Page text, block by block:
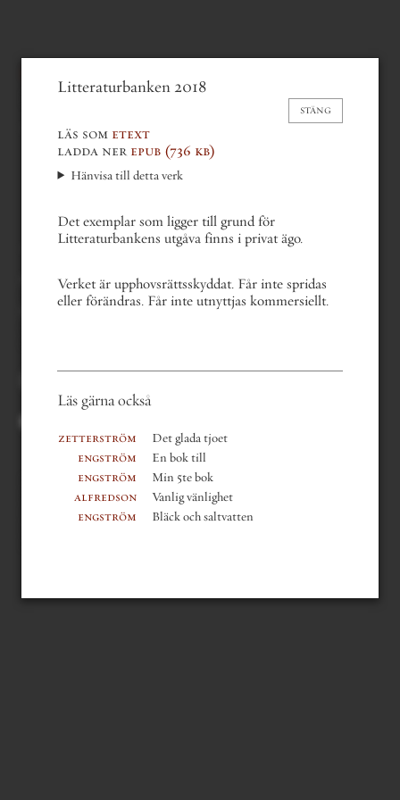
STÄNG
Litteraturbanken 2018
läs som etext
ladda ner epub (736 kb)
Hänvisa till detta verk
Det exemplar som ligger till grund för
Litteraturbankens utgåva finns i privat ägo.
Verket är upphovsrättsskyddat. Får inte spridas
eller förändras. Får inte utnyttjas kommersiellt.
Läs gärna också
zetterström
Det glada tjoet
engström
En bok till
engström
Min 5te bok
alfredson
Vanlig vänlighet
engström
Bläck och saltvatten
Roligt nästan jämt(2018)
gå bakåt en del
gå till nästa del
gå till första sidan
Du kan också bläddra med
innehållsförteckning
mer om boken
läsfokus
sök i verket